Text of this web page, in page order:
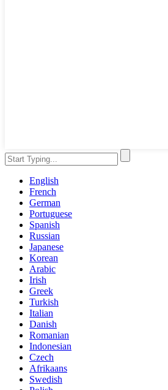
English
French
German
Portuguese
Spanish
Russian
Japanese
Korean
Arabic
Irish
Greek
Turkish
Italian
Danish
Romanian
Indonesian
Czech
Afrikaans
Swedish